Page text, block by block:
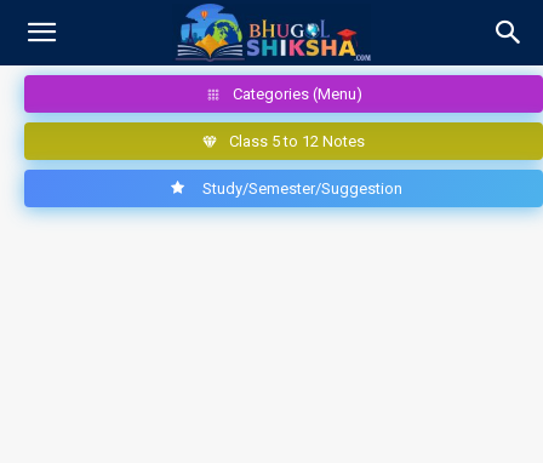
Categories (Menu)
Class 5 to 12 Notes
Study/Semester/Suggestion